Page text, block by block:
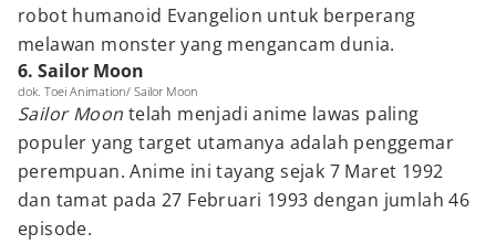
robot humanoid Evangelion untuk berperang
melawan monster yang mengancam dunia.
6. Sailor Moon
dok. Toei Animation/ Sailor Moon
Sailor Moon telah menjadi anime lawas paling
populer yang target utamanya adalah penggemar
perempuan. Anime ini tayang sejak 7 Maret 1992
dan tamat pada 27 Februari 1993 dengan jumlah 46
episode.